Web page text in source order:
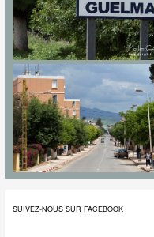
SUIVEZ-NOUS SUR FACEBOOK